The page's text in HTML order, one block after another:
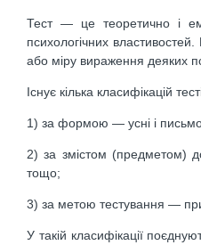
Тест — це теоретично і
психологічних
або міру вираження деяких
Існує кілька класифікацій
1) за формою — усні і
2) за змістом (предметом)
тощо;
3) за метою тестування —
У такій класифікації